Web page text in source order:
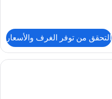
التحقق من توفر الغرف والأسعار
ألحفة محشوة بالريش وخزنة داخل